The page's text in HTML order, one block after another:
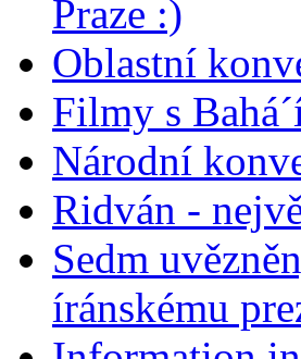
Praze :)
Oblastní
Filmy s
Národní
Ridván -
Sedm
íránskému